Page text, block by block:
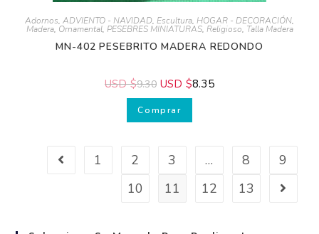
Adornos,ADVIENTO - NAVIDAD,Escultura,HOGAR - DECORACIÓN,
Madera,Ornamental,PESEBRES MINIATURAS,Religioso,Talla Madera
MN-402 PESEBRITO MADERA REDONDO
USD $9.30 USD $8.35
Comprar
10
11 12 13